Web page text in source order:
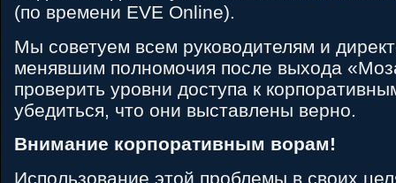
(по времени EVE Online).
Мы советуем всем руководителям и
менявшим полномочия после выхода
проверить уровни доступа к
убедиться, что они выставлены верно.
Внимание корпоративным ворам!
Использование этой проблемы в своих